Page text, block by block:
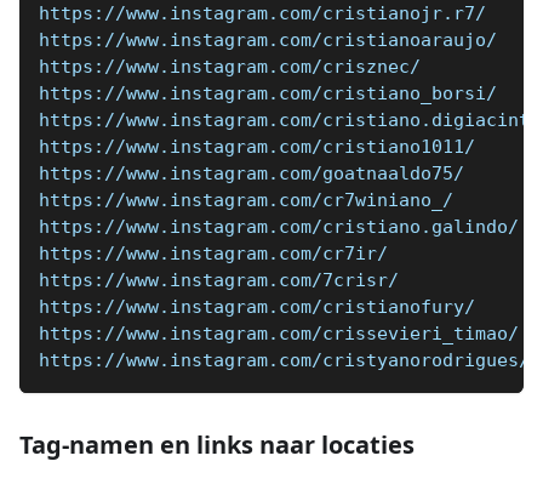
https://www.instagram.com/cristianojr.r7/
https://www.instagram.com/cristianoaraujo/
https://www.instagram.com/crisznec/
https://www.instagram.com/cristiano_borsi/
https://www.instagram.com/
https://www.instagram.com/cristiano1011/
https://www.instagram.com/goatnaaldo75/
https://www.instagram.com/cr7winiano_/
https://www.instagram.com/cristiano.galindo/
https://www.instagram.com/cr7ir/
https://www.instagram.com/7crisr/
https://www.instagram.com/cristianofury/
https://www.instagram.com/crissevieri_timao/
https://www.instagram.com/cristyanorodrigues/
Tag-namen en links naar locaties